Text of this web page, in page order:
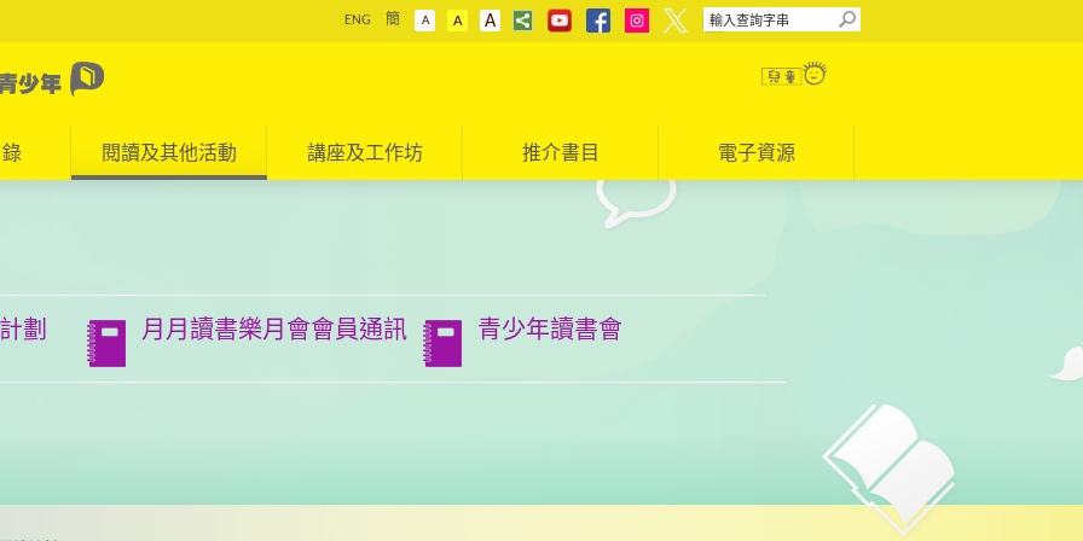
ENG 簡 A A A
閱讀及其他活動 講座及工作坊 推介書目 電子資源
劃 月月讀書樂月會會員通訊 青少年讀書會